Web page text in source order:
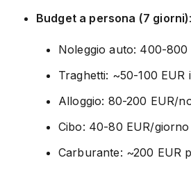
Budget a persona (7 giorni):
Noleggio auto: 400-800
Traghetti: ~50-100 EUR
Alloggio: 80-200 EUR/
Cibo: 40-80 EUR/giorno
Carburante: ~200 EUR